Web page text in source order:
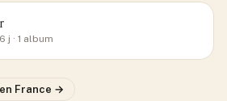
j · 1 album
en France →